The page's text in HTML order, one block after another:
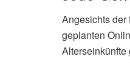
Angesichts
geplanten
Alterseinkünfte